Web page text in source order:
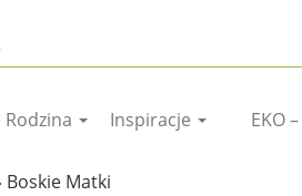
Rodzina Inspiracje EKO
Boskie Matki